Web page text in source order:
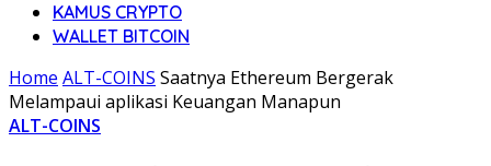
KAMUS CRYPTO
WALLET BITCOIN
Home ALT-COINS Saatnya Ethereum Bergerak
Melampaui aplikasi Keuangan Manapun
ALT-COINS